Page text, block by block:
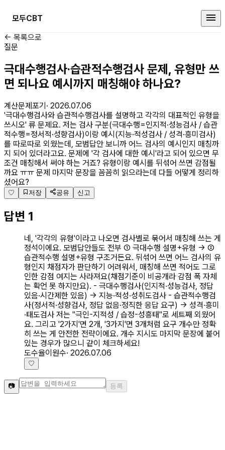
모두CBT
직업상담사2급 커뮤니티
← 목록으로
질문
극대수행검사·습관적수행검사 문제, 유형만 쓰
면 되나요 예시까지 매칭해야 하나요?
계산문제포기· 2026.07.06
'극대수행검사와 습관적수행검사를 설명하고 각각의 대표적인 유형을
쓰시오' 류 문제요. 저는 검사 구분(극대수행=인지적·성능검사 / 습관
적수행=정서적·성향검사)이랑 예시(지능·적성검사 / 성격·흥미검사)
를 따로따로 외웠는데, 모범답안 보니까 어느 검사의 예시인지 매칭까
지 되어 있더라고요. 문제에 '각 검사에 대한 예시'라고 되어 있으면 무
조건 매칭해서 써야 하는 거죠? 유형이랑 예시를 뒤섞어 쓰면 감점될
까요 ㅠㅠ 문제 마지막 문장을 꼼꼼히 읽으라는데 다들 어떻게 정리하
셨어요?
♡ 저장 공유 신고
답변 1
네, '각각의 유형'이라고 나오면 검사별로 묶어서 매칭해 쓰는 게
정석이에요. 모범답안들도 전부 ① 극대수행 설명+유형 → ②
습관적수행 설명+유형 구조거든요. 뒤섞어 쓰면 어느 검사의 유
형인지 채점자가 판단하기 어려워서, 매칭해 쓰면 적어도 그로
인한 감점 여지는 사라져요(채점기준이 비공개라 감점 폭 자체
는 확언 못 하지만요). - 극대수행검사(인지적·성능검사, 정답
있음·시간제한 있음) → 지능·적성·성취도검사 - 습관적수행검
사(정서적·성향검사, 정답 없음·정직한 응답 요구) → 성격·흥미
·태도검사 저는 "극인-지적성 / 습정-성흥태"로 세트째 외웠어
요. 그리고 '2가지'면 2개, '3가지'면 3개처럼 요구 개수만 정확
히 쓰는 게 안전한 전략이에요. 개수 지시도 마지막 문장에 붙어
있는 경우가 많으니 같이 체크하세요!
도수율이원수· 2026.07.06
♡
📷 등록